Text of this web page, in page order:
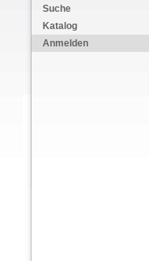
Suche
Katalog
Anmelden